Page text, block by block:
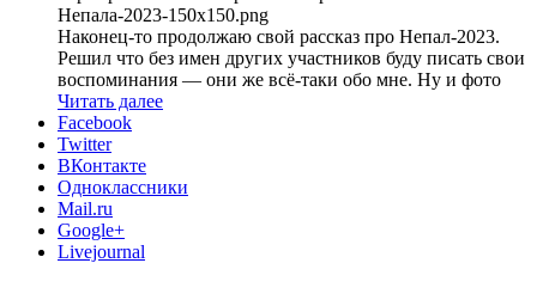
Непала-2023-150x150.png
Наконец-то продолжаю свой рассказ про Непал-2023.
Решил что без имен других участников буду писать свои
воспоминания — они же всё-таки обо мне. Ну и фото
Читать далее
Facebook
Twitter
ВКонтакте
Одноклассники
Mail.ru
Google+
Livejournal